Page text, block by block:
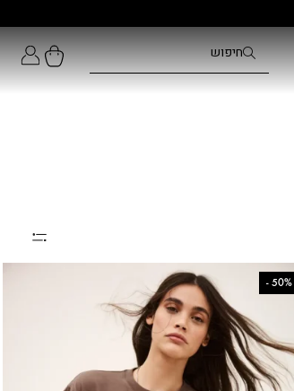
50%
-